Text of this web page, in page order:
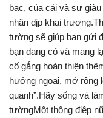
bạc, của cải và sự
nhân dịp khai
tường sẽ giúp bạn gửi
bạn đang có và mang
cố gắng hoàn thiện
hướng ngoại, mở rộng
quanh”.Hãy sống và
tườngMột thông điệp